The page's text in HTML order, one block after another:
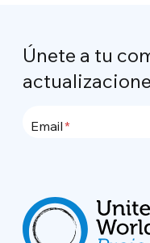
Únete a tu
Email